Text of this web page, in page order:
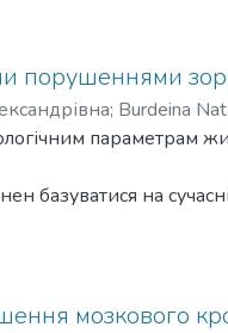
відновлення за
релізінгу та
стан та
порушеннями
; Burdeina
на
значення та
рівня
включали:
мозкового